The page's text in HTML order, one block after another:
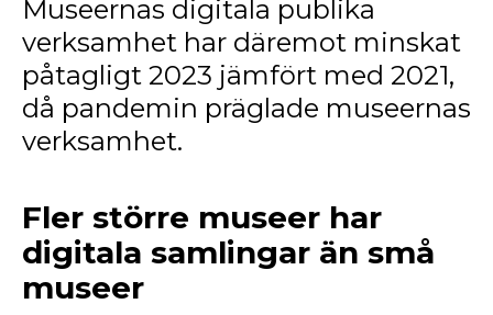
Museernas digitala publika
verksamhet har däremot minskat
påtagligt 2023 jämfört med 2021,
då pandemin präglade museernas
verksamhet.
Fler större museer har
digitala samlingar än små
museer